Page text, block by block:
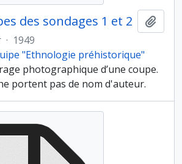
des sondages 1 et 2
· 1949
"Ethnologie préhistorique"
photographique d’une coupe.
portent pas de nom d'auteur.